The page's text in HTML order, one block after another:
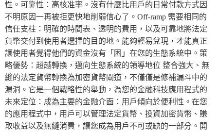
性。可靠性：高核准率。沒有什麼比用戶的日常付款方式因
不明原因一再被拒更快地削弱信心了。Off-ramp 需要相同的
信任支柱：明確的時間表、透明的費用，以及可靠地將法定
貨幣交付到使用者選擇的目的地。能夠輕易兌現，才能真正
讓使用者覺得他們的資金沒有「困」在您的生態系統中。策
略優勢：超越轉換，邁向生態系統的領導地位 整合強大、無
縫的法定貨幣轉換為加密貨幣閘道，不僅僅是修補漏斗中的
漏洞。它是一個戰略性的舉動，為您的金融科技應用程式的
未來定位：成為主要的金融介面：用戶傾向於便利性。在您
的應用程式中，用戶可以管理法定貨幣、投資加密貨幣、賺
取收益以及無縫消費，讓您成為用戶不可或缺的一部分。開